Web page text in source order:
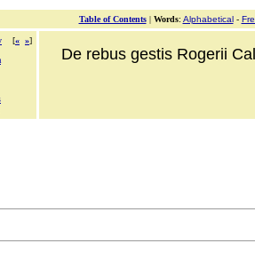
Table of Contents| Words: Alphabetical-
[« »]
De rebus gestis Rogerii